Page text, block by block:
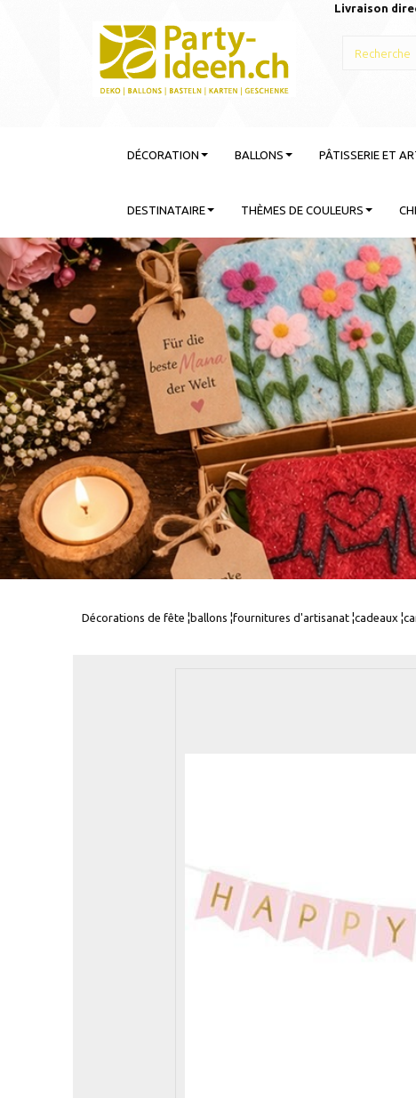
Livraison
DÉCORATION BALLONS PÂTISSERIE ET
DESTINATAIRE THÈMES DE COULEURS
Décorations de fête ¦ballons ¦fournitures d'artisanat ¦cadeaux